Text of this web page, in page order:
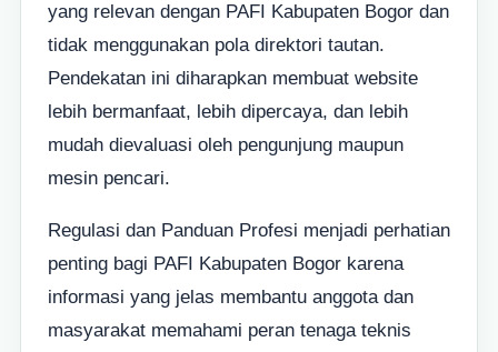
yang relevan dengan PAFI Kabupaten Bogor dan
tidak menggunakan pola direktori tautan.
Pendekatan ini diharapkan membuat website
lebih bermanfaat, lebih dipercaya, dan lebih
mudah dievaluasi oleh pengunjung maupun
mesin pencari.
Regulasi dan Panduan Profesi menjadi perhatian
penting bagi PAFI Kabupaten Bogor karena
informasi yang jelas membantu anggota dan
masyarakat memahami peran tenaga teknis